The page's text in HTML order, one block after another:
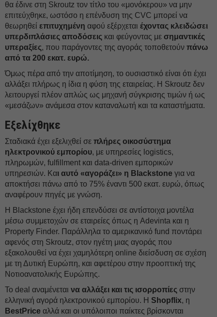
θα έδινε στη Skroutz τον τίτλο του «μονόκερου» να μην
επιτεύχθηκε, ωστόσο η επένδυση της CVC μπορεί να
θεωρηθεί επιτυχημένη αφού εξέρχεται έχοντας κλειδώσει
υπερδιπλάσιες αποδόσεις και φεύγοντας με σημαντικές
υπεραξίες, που παράγοντες της αγοράς τοποθετούν πάνω
από τα 200 εκατ. ευρώ.
Όμως πέρα από την αποτίμηση, το ουσιαστικό είναι ότι έχει
αλλάξει πλήρως η ίδια η φύση της εταιρείας. Η Skroutz δεν
λειτουργεί πλέον απλώς ως μηχανή σύγκρισης τιμών ή ως
«μεσάζων» ανάμεσα στον καταναλωτή και τα καταστήματα.
Εξελίχθηκε
Σταδιακά έχει εξελιχθεί σε πλήρες οικοσύστημα
ηλεκτρονικού εμπορίου, με υπηρεσίες logistics,
πληρωμών, fulfillment και data-driven εμπορικών
υπηρεσιών. Και αυτό «αγοράζει» η Blackstone για να
αποκτήσει πάνω από το 75% έναντι 500 εκατ. ευρώ, όπως
αναφέρουν πηγές με γνώση.
Η Blackstone έχει ήδη επενδύσει σε αντίστοιχα μοντέλα
μέσω συμμετοχών σε εταιρείες όπως η Adevinta και η
Property Finder. Παράλληλα το αμερικανικό fund ποντάρει
αφενός στη Skroutz, στον ηγέτη μιας αγοράς που
εξακολουθεί να έχει χαμηλότερη online διείσδυση σε σχέση
με τη Δυτική Ευρώπη, και αφετέρου στην προοπτική της
Νοτιοανατολικής Ευρώπης.
Το deal αναμένεται να αλλάξει και τις ισορροπίες στην
ελληνική αγορά ηλεκτρονικού εμπορίου. Η Shopflix, η
BestPrice αλλά και οι υπόλοιποι παίκτες βρίσκονται